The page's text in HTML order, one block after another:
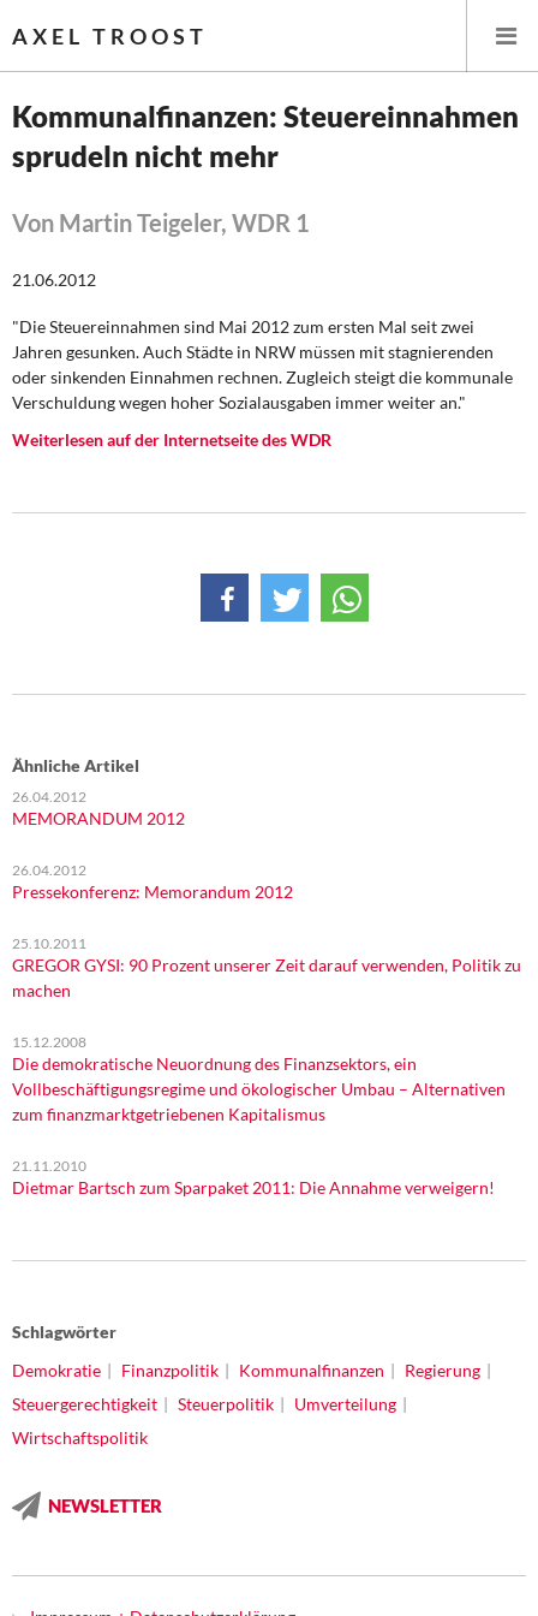
AXEL TROOST
Startseite
Themen
Leitlinien linker Wirtschafts- und Finanzpolitik
Wirtschaftspolitik
Steuer- und Finanzpolitik
Öffentliche Infrastruktur und Daseinsvorsorge
Kontakt
Kommunalfinanzen: Steuereinnahmen
sprudeln nicht mehr
Von Martin Teigeler, WDR 1
21.06.2012
"Die Steuereinnahmen sind Mai 2012 zum ersten Mal seit zwei
Jahren gesunken. Auch Städte in NRW müssen mit stagnierenden
oder sinkenden Einnahmen rechnen. Zugleich steigt die kommunale
Verschuldung wegen hoher Sozialausgaben immer weiter an."
Weiterlesen auf der Internetseite des WDR
Ähnliche Artikel
26.04.2012
MEMORANDUM 2012
26.04.2012
Pressekonferenz: Memorandum 2012
25.10.2011
GREGOR GYSI: 90 Prozent unserer Zeit darauf verwenden, Politik zu
machen
15.12.2008
Die demokratische Neuordnung des Finanzsektors, ein
Vollbeschäftigungsregime und ökologischer Umbau – Alternativen
zum finanzmarktgetriebenen Kapitalismus
21.11.2010
Dietmar Bartsch zum Sparpaket 2011: Die Annahme verweigern!
Schlagwörter
Demokratie
Finanzpolitik Kommunalfinanzen
Regierung
Steuergerechtigkeit
Steuerpolitik
Umverteilung
Wirtschaftspolitik
NEWSLETTER